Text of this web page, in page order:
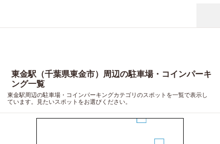
東金駅（千葉県東金市）周辺の駐車場・コインパーキ
ング一覧
東金駅周辺の駐車場・コインパーキングカテゴリのスポットを一覧で表示し
ています。見たいスポットをお選びください。
15